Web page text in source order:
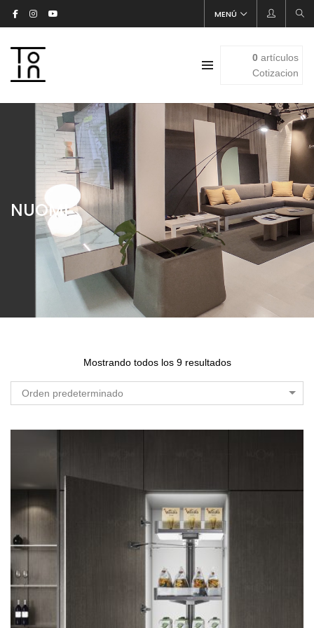
MENÚ
0artículos
Cotizacion
NUOMI
Mostrando todos los 9 resultados
Orden predeterminado